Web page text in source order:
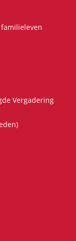
Vergadering